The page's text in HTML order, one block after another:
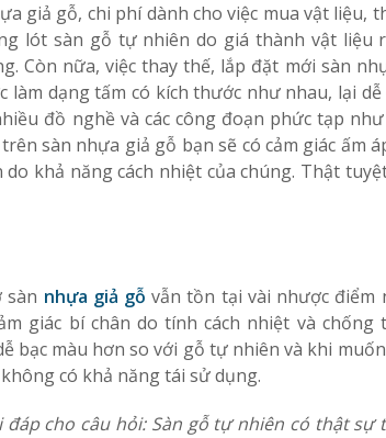
giả gỗ, chi phí dành cho việc mua vật liệu,
lót sàn gỗ tự nhiên do giá thành vật liệu
Còn nữa, việc thay thế, lắp đặt mới sàn
dạng tấm có kích thước như nhau, lại dễ
đồ nghề và các công đoạn phức tạp
sàn nhựa giả gỗ bạn sẽ có cảm giác ấm
khả năng cách nhiệt của chúng. Thật
sàn nhựa giả gỗ vẫn tồn tại vài nhược điểm
giác bí chân do tính cách nhiệt và chống
bạc màu hơn so với gỗ tự nhiên và khi
có khả năng tái sử dụng.
cho câu hỏi: Sàn gỗ tự nhiên có thật sự